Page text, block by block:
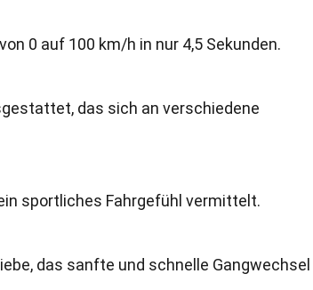
0 auf 100 km/h in nur 4,5 Sekunden.
das sich an verschiedene
sportliches Fahrgefühl vermittelt.
das sanfte und schnelle Gangwechsel